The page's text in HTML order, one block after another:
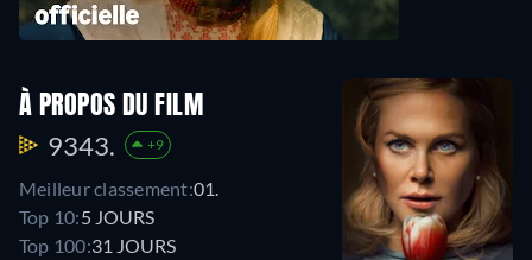
À PROPOS DU FILM
9343. +9
Meilleur classement:01.
Top 10:5 JOURS
Top 100:31 JOURS